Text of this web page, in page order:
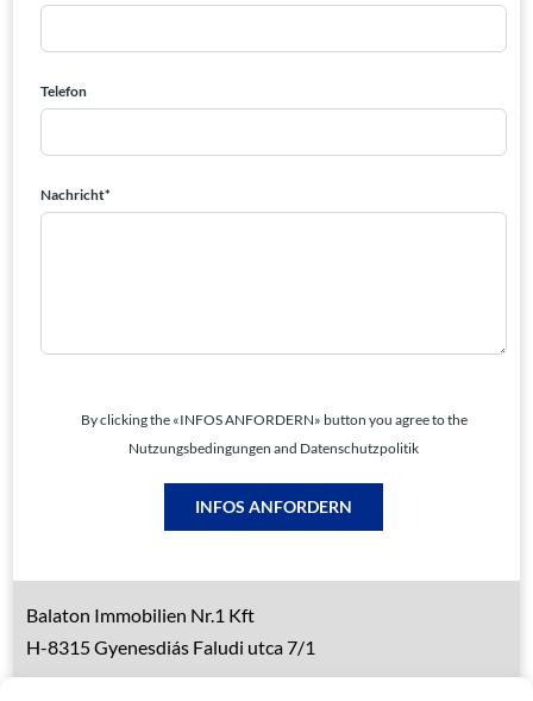
Telefon
Nachricht*
By clicking the «INFOS ANFORDERN» button you agree to the
Nutzungsbedingungen and Datenschutzpolitik
INFOS ANFORDERN
Balaton Immobilien Nr.1 Kft
H-8315 Gyenesdiás Faludi utca 7/1